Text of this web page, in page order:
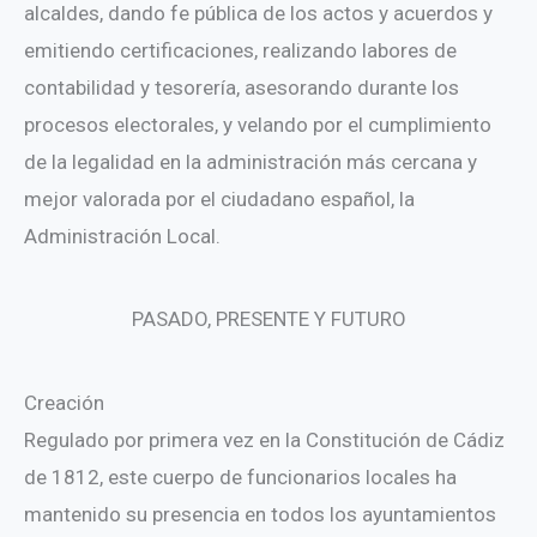
alcaldes, dando fe pública de los actos y acuerdos y
emitiendo certificaciones, realizando labores de
contabilidad y tesorería, asesorando durante los
procesos electorales, y velando por el cumplimiento
de la legalidad en la administración más cercana y
mejor valorada por el ciudadano español, la
Administración Local.
PASADO, PRESENTE Y FUTURO
Creación
Regulado por primera vez en la Constitución de Cádiz
de 1812, este cuerpo de funcionarios locales ha
mantenido su presencia en todos los ayuntamientos